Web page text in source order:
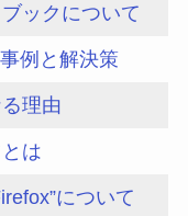
ックについて
例と解決策
理由
は
について